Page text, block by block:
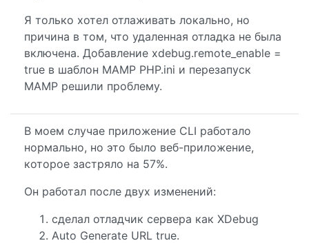
Я только хотел отлаживать локально, но
причина в том, что удаленная отладка не была
включена. Добавление xdebug.remote_enable =
true в шаблон MAMP PHP.ini и перезапуск
MAMP решили проблему.
В моем случае приложение CLI работало
нормально, но это было веб-приложение,
которое застряло на 57%.
Он работал после двух изменений:
сделал отладчик сервера как XDebug
Auto Generate URL true.